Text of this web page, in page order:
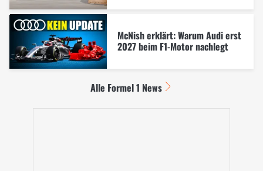
McNish erklärt: Warum Audi erst
2027 beim F1-Motor nachlegt
Alle Formel 1 News